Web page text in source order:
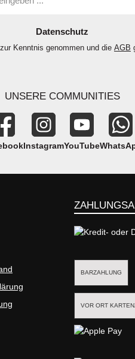
Datenschutz
zur Kenntnis genommen und die AGB
UNSERE COMMUNITIES
InstagramYouTube
Kredit- oder
BARZAHLUNG
VOR ORT